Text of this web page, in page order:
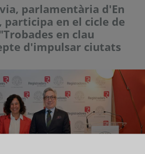
parlamentària d'En
participa en el cicle de
en clau
d'impulsar ciutats